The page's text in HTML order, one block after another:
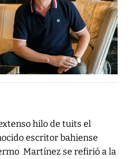
hilo de tuits el
escritor bahiense
Martínez se refirió a la